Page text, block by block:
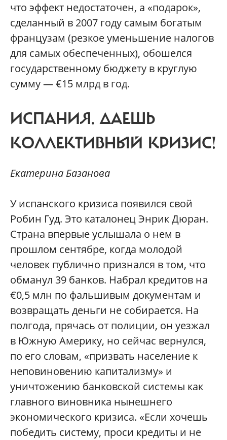
что эффект недостаточен, а «подарок»,
сделанный в 2007 году самым богатым
французам (резкое уменьшение налогов
для самых обеспеченных), обошелся
государственному бюджету в круглую
сумму — €15 млрд в год.
ИСПАНИЯ. ДАЕШЬ
КОЛЛЕКТИВНЫЙ КРИЗИС!
Екатерина Базанова
У испанского кризиса появился свой
Робин Гуд. Это каталонец Энрик Дюран.
Страна впервые услышала о нем в
прошлом сентябре, когда молодой
человек публично признался в том, что
обманул 39 банков. Набрал кредитов на
€0,5 млн по фальшивым документам и
возвращать деньги не собирается. На
полгода, прячась от полиции, он уезжал
в Южную Америку, но сейчас вернулся,
по его словам, «призвать население к
неповиновению капитализму» и
уничтожению банковской системы как
главного виновника нынешнего
экономического кризиса. «Если хочешь
победить систему, проси кредиты и не